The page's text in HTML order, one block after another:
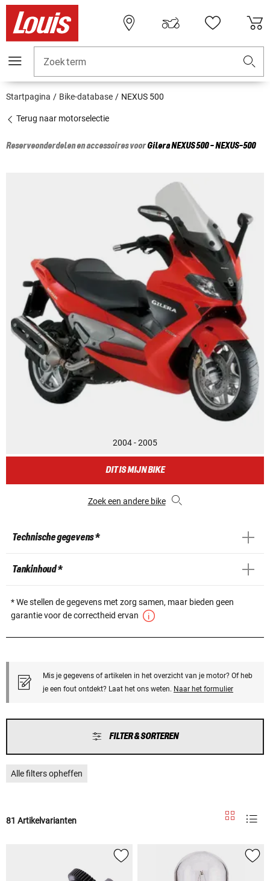
Zoekterm
Startpagina Bike-database NEXUS 500
Terug naar motorselectie
Reserveonderdelen en accessoires voorGileraNEXUS 500 - NEXUS-500
2004 - 2005
DIT IS MIJN BIKE
Zoek een andere bike
Technische gegevens *
Tankinhoud *
* We stellen de gegevens met zorg samen, maar bieden geen
garantie voor de correctheid ervan
Mis je gegevens of artikelen in het overzicht van je motor? Of heb
je een fout ontdekt? Laat het ons weten. Naar het formulier
FILTER & SORTEREN
Alle filters opheffen
81 Artikelvarianten